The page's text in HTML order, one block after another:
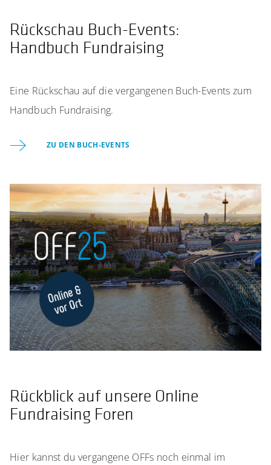
Rückschau Buch-Events:
Handbuch Fundraising
Eine Rückschau auf die vergangenen Buch-Events zum
Handbuch Fundraising.
ZU DEN BUCH-EVENTS
Rückblick auf unsere Online
Fundraising Foren
Hier kannst du vergangene OFFs noch einmal im